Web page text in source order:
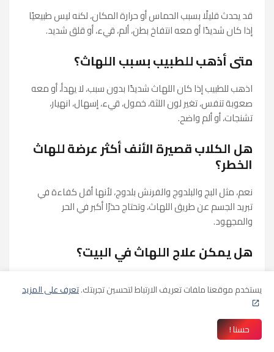
قد يحدث قليلًا بسبب الحماس أو حرارة المكان، لكنه ليس طبيعيًا
إذا كان شديدًا أو معه انتفاخ بطن، ألم، قيء، أو قلق شديد.
متى أذهب للطبيب بسبب اللهاث؟
اذهب للطبيب إذا كان اللهاث شديدًا بدون سبب، لا يهدأ، أو معه
صعوبة تنفس، تغير لون اللثة، خمول، قيء، إسهال، انهيار،
تشنجات، أو ألم واضح.
هل الكلاب قصيرة الأنف أكثر عرضة للهاث
الخطر؟
نعم، مثل البج والبلدوج والفرنش بلدوج، لأنها أقل كفاءة في
تبريد الجسم عن طريق اللهاث، وتحتاج حذرًا أكبر في الحر
والمجهود.
هل يمكن علاج اللهاث في البيت؟
اللهاث الناتج عن مرض، ضربة شمس، ألم، أو صعوبة تنفس لا
يُعالج في البيت فقط ويحتاج طبيبًا.
يستخدم موقعنا ملفات تعريف الارتباط لتحسين تجربتك.تعرف على المزيد
حسنا !